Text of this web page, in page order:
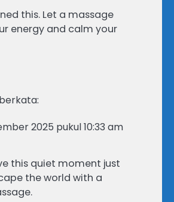
this. Let a massage
energy and calm your
berkata:
2025 pukul 10:33 am
this quiet moment just
the world with a